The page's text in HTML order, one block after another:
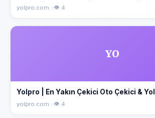
yolpro.com · 👁 4
YO
Yolpro | En Yakın Çekici Oto Çekici & Yol
yolpro.com · 👁 4